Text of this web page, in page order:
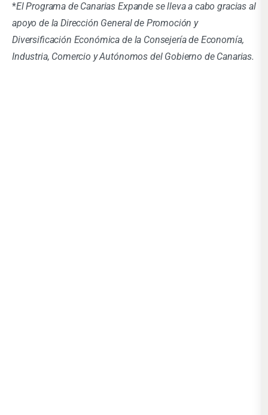
*El Programa de Canarias Expande se lleva a cabo gracias al
apoyo de la Dirección General de Promoción y
Diversificación Económica de la Consejería de Economía,
Industria, Comercio y Autónomos del Gobierno de Canarias.